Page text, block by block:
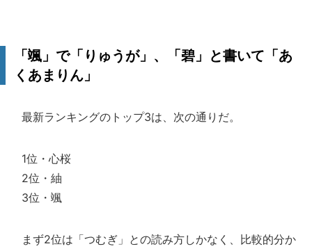
「颯」で「りゅうが」、「碧」と書いて「あ
くあまりん」
最新ランキングのトップ3は、次の通りだ。
1位・心桜
2位・紬
3位・颯
まず2位は「つむぎ」との読み方しかなく、比較的分か